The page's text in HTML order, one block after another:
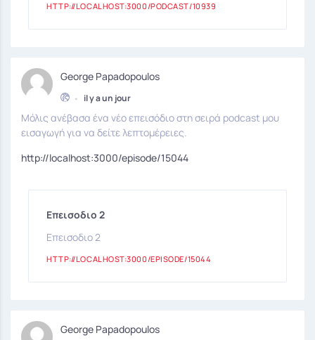
HTTP://LOCALHOST:3000/PODCAST/10939
George Papadopoulos
• il y a un jour
Μόλις ανέβασα ένα νέο επεισόδιο στη σειρά podcast μου
εισαγωγή για να δείτε λεπτομέρειες.
http://localhost:3000/episode/15044
Επεισοδιο 2
Επεισοδιο 2
HTTP://LOCALHOST:3000/EPISODE/15044
George Papadopoulos